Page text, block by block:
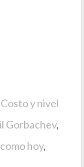
Costo y nivel
Gorbachev,
hoy,